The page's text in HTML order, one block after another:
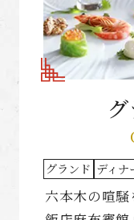
グランド ディナ
六本木の喧